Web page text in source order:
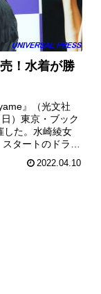
！水着が勝
』（光文社
）東京・ブック
した。水崎綾女
タートのドラマ
2022.04.10